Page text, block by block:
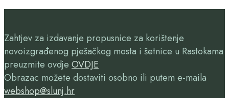
Zahtjev za izdavanje propusnice za korištenje
novoizgrađenog pješačkog mosta i šetnice u Rastokama
preuzmite ovdje OVDJE
Obrazac možete dostaviti osobno ili putem e-maila
webshop@slunj.hr